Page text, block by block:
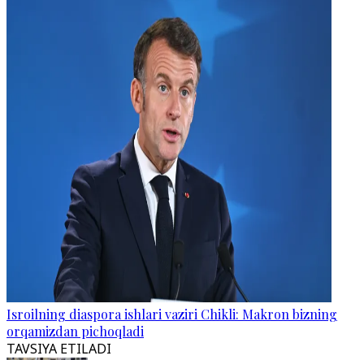
Isroilning diaspora ishlari vaziri Chikli: Makron bizning
orqamizdan pichoqladi
TAVSIYA ETILADI